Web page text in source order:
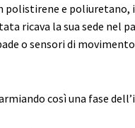
polistirene e poliuretano,
ricava la sua sede nel
o sensori di
così una fase